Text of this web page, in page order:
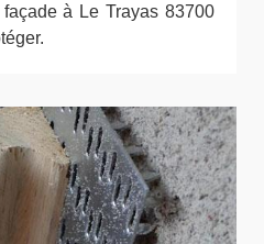
à Le Trayas 83700